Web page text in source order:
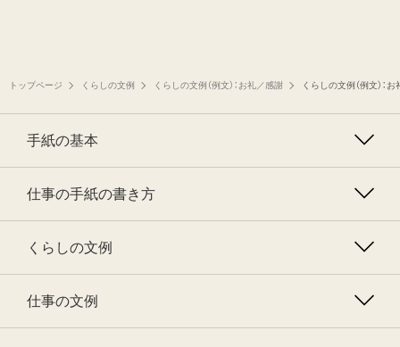
トップページ くらしの文例 くらしの文例（例文）：お礼／感謝 くらしの文例（例文）：
手紙の基本
仕事の手紙の書き方
くらしの文例
仕事の文例